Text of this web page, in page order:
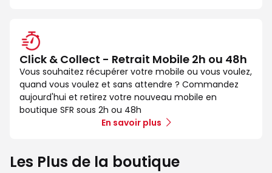
Click & Collect - Retrait Mobile 2h ou 48h
Vous souhaitez récupérer votre mobile ou vous voulez,
quand vous voulez et sans attendre ? Commandez
aujourd'hui et retirez votre nouveau mobile en
boutique SFR sous 2h ou 48h
En savoir plus
Les Plus de la boutique